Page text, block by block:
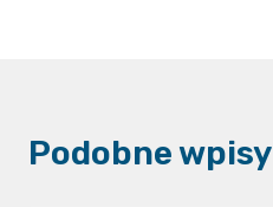
Podobne wpisy